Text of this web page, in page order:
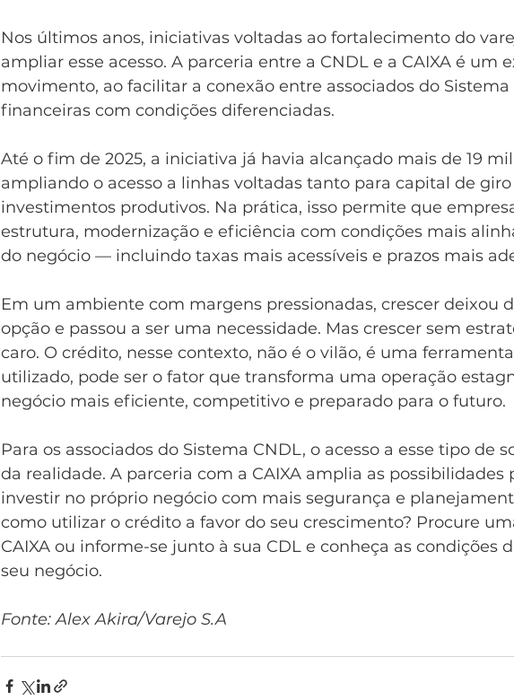
Nos últimos anos, iniciativas voltadas ao fortalecimento do
ampliar esse acesso. A parceria entre a CNDL e a CAIXA é um
movimento, ao facilitar a conexão entre associados do Sistema
financeiras com condições diferenciadas.
Até o fim de 2025, a iniciativa já havia alcançado mais de 19
ampliando o acesso a linhas voltadas tanto para capital de
investimentos produtivos. Na prática, isso permite que
estrutura, modernização e eficiência com condições mais
do negócio — incluindo taxas mais acessíveis e prazos mais
Em um ambiente com margens pressionadas, crescer deixou
opção e passou a ser uma necessidade. Mas crescer sem
caro. O crédito, nesse contexto, não é o vilão, é uma
utilizado, pode ser o fator que transforma uma operação
negócio mais eficiente, competitivo e preparado para o futuro.
Para os associados do Sistema CNDL, o acesso a esse tipo de
da realidade. A parceria com a CAIXA amplia as possibilidades
investir no próprio negócio com mais segurança e
como utilizar o crédito a favor do seu crescimento? Procure
CAIXA ou informe-se junto à sua CDL e conheça as condições
seu negócio.
Fonte: Alex Akira/Varejo S.A